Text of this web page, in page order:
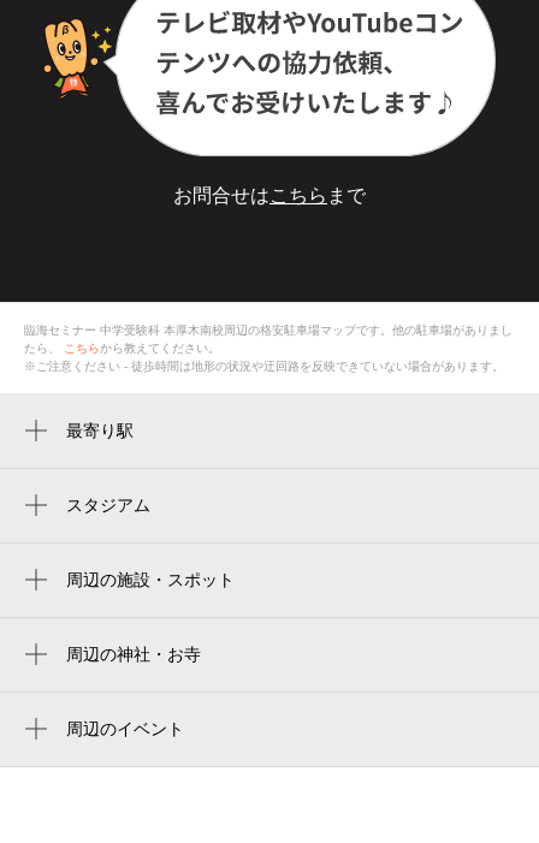
お問合せはこちら まで
臨海セミナー 中学受験科 本厚木南校 周辺の格安駐車場マップです。他の駐車場がありまし
たら、
こちらから教えてください。
※ご注意ください - 徒歩時間は地形の状況や迂回路を反映できていない場合があります。
最寄り駅
厚木駅スタジアム
周辺の施設・スポット
臨海セミナー 大学受験科 本厚木校
人間ドック健康診断専門施設のヘルスケア
周辺の神社・お寺
周辺のイベント